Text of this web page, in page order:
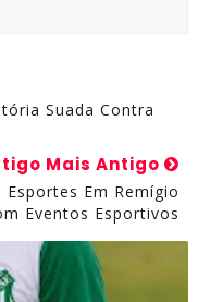
Suada Contra
Mais Antigo
Em Remígio
Eventos Esportivos